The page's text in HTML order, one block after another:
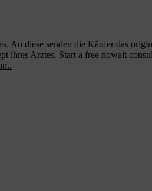
An diese senden die Käufer das
ihres Arztes. Start a free nowait